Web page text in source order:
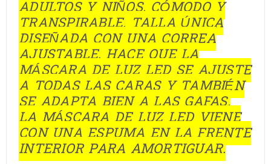
ADULTOS Y NIÑOS. CÓMODO Y
TRANSPIRABLE. TALLA ÚNICA
DISEÑADA CON UNA CORREA
AJUSTABLE, HACE QUE LA
MÁSCARA DE LUZ LED SE AJUSTE
A TODAS LAS CARAS Y TAMBIÉN
SE ADAPTA BIEN A LAS GAFAS.
LA MÁSCARA DE LUZ LED VIENE
CON UNA ESPUMA EN LA FRENTE
INTERIOR PARA AMORTIGUAR.